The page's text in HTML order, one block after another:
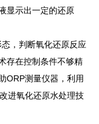
显示出一定的还原
，判断氧化还原反应
存在控制条件不够精
ORP测量仪器，利用
进氧化还原水处理技